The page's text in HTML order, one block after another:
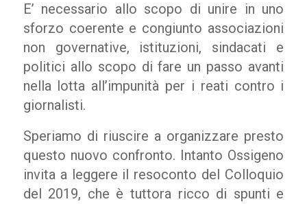
E’ necessario allo scopo di unire in uno
sforzo coerente e congiunto associazioni
non governative, istituzioni, sindacati e
politici allo scopo di fare un passo avanti
nella lotta all’impunità per i reati contro i
giornalisti.
Speriamo di riuscire a organizzare presto
questo nuovo confronto. Intanto Ossigeno
invita a leggere il resoconto del Colloquio
del 2019, che è tuttora ricco di spunti e